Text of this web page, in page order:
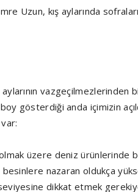
Uzun, kış aylarında
aylarının vazgeçilmezlerinden
gösterdiği anda içimizin
üzere deniz ürünlerinde
nazaran oldukça
dikkat etmek